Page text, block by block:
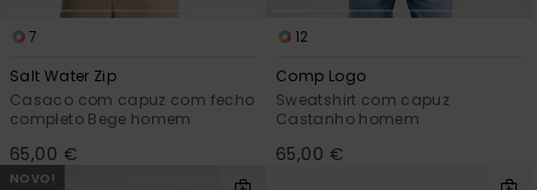
7
Salt Water Zip
Casaco com capuz com fecho
completo Bege homem
65,00 €
12
Comp Logo
Sweatshirt com capuz
Castanho homem
65,00 €
NOVO!